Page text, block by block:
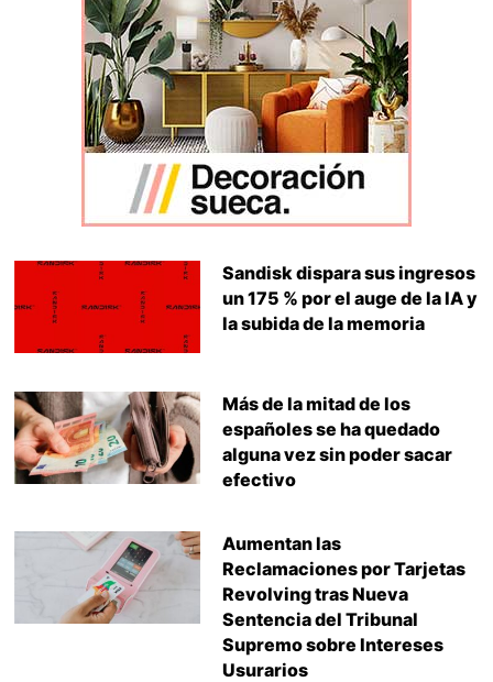
Sandisk dispara sus ingresos
un 175 % por el auge de la IA y
la subida de la memoria
Más de la mitad de los
españoles se ha quedado
alguna vez sin poder sacar
efectivo
Aumentan las
Reclamaciones por Tarjetas
Revolving tras Nueva
Sentencia del Tribunal
Supremo sobre Intereses
Usurarios